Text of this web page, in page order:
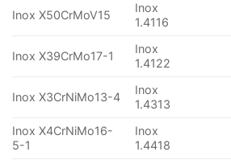
Inox X50CrMoV15
Inox
1.4116
Inox X39CrMo17-1
Inox
1.4122
Inox X3CrNiMo13-4
Inox
1.4313
Inox X4CrNiMo16-
5-1
Inox
1.4418